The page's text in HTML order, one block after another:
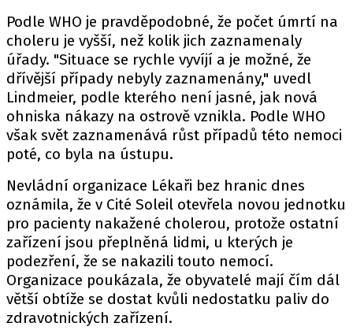
Podle WHO je pravděpodobné, že počet úmrtí na
choleru je vyšší, než kolik jich zaznamenaly
úřady. "Situace se rychle vyvíjí a je možné, že
dřívější případy nebyly zaznamenány," uvedl
Lindmeier, podle kterého není jasné, jak nová
ohniska nákazy na ostrově vznikla. Podle WHO
však svět zaznamenává růst případů této nemoci
poté, co byla na ústupu.
Nevládní organizace Lékaři bez hranic dnes
oznámila, že v Cité Soleil otevřela novou jednotku
pro pacienty nakažené cholerou, protože ostatní
zařízení jsou přeplněná lidmi, u kterých je
podezření, že se nakazili touto nemocí.
Organizace poukázala, že obyvatelé mají čím dál
větší obtíže se dostat kvůli nedostatku paliv do
zdravotnických zařízení.